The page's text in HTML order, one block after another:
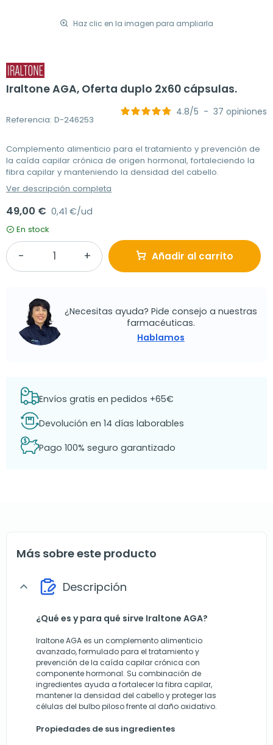
Haz clic en la imagen para ampliarla
Iraltone AGA, Oferta duplo 2x60 cápsulas.
Referencia: D-246253
4.8/5 - 37 opiniones
Complemento alimenticio para el tratamiento y prevención de
la caída capilar crónica de origen hormonal, fortaleciendo la
fibra capilar y manteniendo la densidad del cabello.
Ver descripción completa
49,00 € 0,41 €/ud
En stock
Añadir al carrito
¿Necesitas ayuda? Pide consejo a nuestras
farmacéuticas.
Hablamos
Envíos gratis en pedidos +65€
Devolución en 14 días laborables
Pago 100% seguro garantizado
Más sobre este producto
expand_more Descripción
¿Qué es y para qué sirve Iraltone AGA?
Iraltone AGA es un complemento alimenticio
avanzado, formulado para el tratamiento y
prevención de la caída capilar crónica con
componente hormonal. Su combinación de
ingredientes ayuda a fortalecer la fibra capilar,
mantener la densidad del cabello y proteger las
células del bulbo piloso frente al daño oxidativo.
Propiedades de sus ingredientes